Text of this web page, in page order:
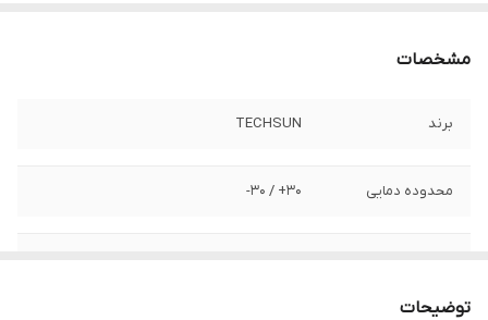
مشخصات
برند TECHSUN
محدوده دمایی 30+ / 30-
توضیحات